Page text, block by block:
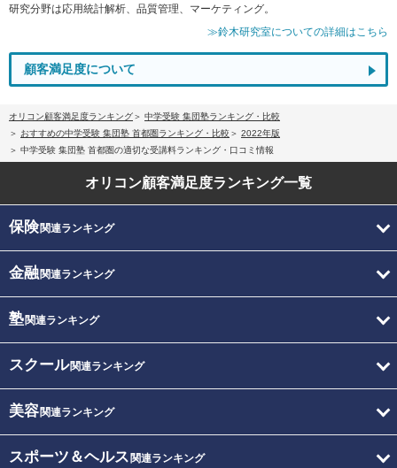
研究分野は応用統計解析、品質管理、マーケティング。
≫鈴木研究室についての詳細はこちら
顧客満足度について
オリコン顧客満足度ランキング
中学受験 集団塾ランキング・比較
おすすめの中学受験 集団塾 首都圏ランキング・比較
2022年版
中学受験 集団塾 首都圏の適切な受講料ランキング・口コミ情報
オリコン顧客満足度ランキング一覧
保険関連ランキング
金融関連ランキング
塾関連ランキング
スクール関連ランキング
美容関連ランキング
スポーツ＆ヘルス 関連ランキング